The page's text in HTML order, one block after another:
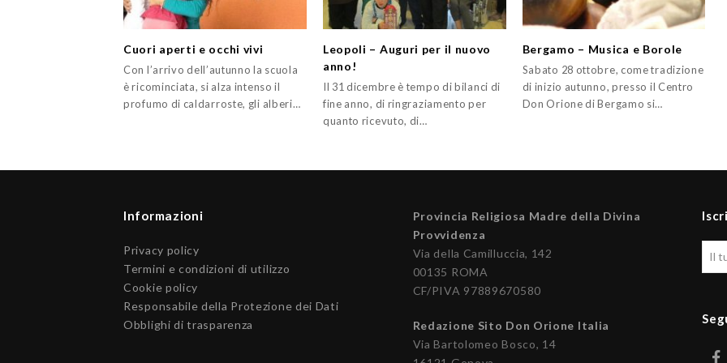
Cuori aperti e occhi vivi
Con l’arrivo dell’autunno la scuola
è ricominciata, si alza intenso il
profumo di caldarroste, gli alberi…
Leopoli – Auguri per il nuovo
anno!
Il 31 dicembre è tempo di bilanci di
fine anno, di ringraziamento per
quanto ricevuto, di…
Bergamo – Musica e Borole
Sabato 28 ottobre, come tradizione
di inizio autunno, presso il Centro
Don Orione di Bergamo si…
Informazioni
Privacy policy
Termini e condizioni di utilizzo
Cookie policy
Responsabile della Protezione dei Dati
Obblighi di trasparenza
Provincia Religiosa Madre della Divina
Provvidenza
Via della Camilluccia, 142
00135 ROMA
CF/PIVA 97889670580
Redazione Sito Don Orione Italia
Via Bartolomeo Bosco, 14